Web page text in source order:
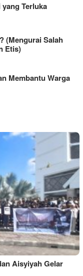
Terluka
(Mengurai Salah
Etis)
Membantu Warga
Aisyiyah Gelar